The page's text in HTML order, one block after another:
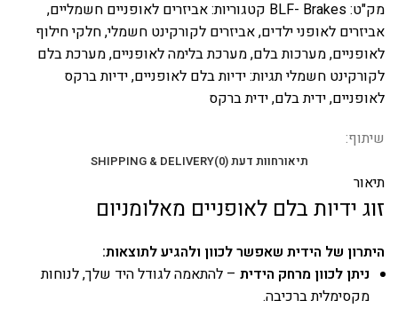
מק"ט:BLF- Brakes קטגוריות:אביזרים לאופניים חשמליים,
אביזרים לאופני ילדים,אביזרים לקורקינט חשמלי,חלקי חילוף
לאופניים,מערכות בלם,מערכת בלימה לאופניים,מערכת בלם
לקורקינט חשמליתגיות:ידיות בלם לאופניים,ידיות ברקס
לאופניים,ידית בלם,ידית ברקס
שיתוף:
תיאורחוות דעת (0) SHIPPING & DELIVERY
תיאור
זוג ידיות בלם לאופניים מאלומניום
היתרון של הידית שאפשר לכוון ולהגיע לתוצאות:
ניתן לכוון מרחק הידית – להתאמה לגודל היד שלך, לנוחות
מקסימלית ברכיבה.